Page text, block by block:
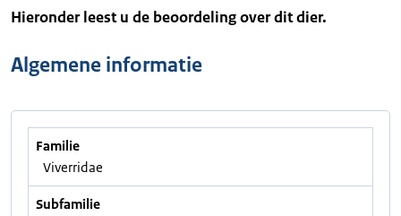
Hieronder leest u de beoordeling over dit dier.
Algemene informatie
Familie
Viverridae
Subfamilie